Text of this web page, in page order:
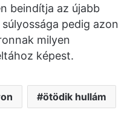
beindítja az újabb
pedig azon
milyen
képest.
ötödik hullám